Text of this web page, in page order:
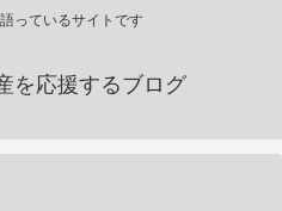
っているサイトです
を応援するブログ